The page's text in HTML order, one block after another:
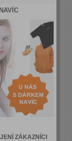
ZÁKAZNÍCI